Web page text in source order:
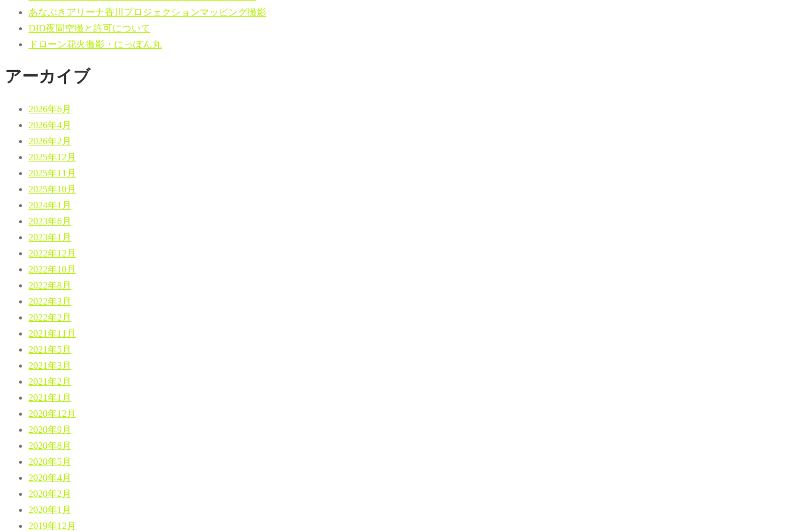
あなぶきアリーナ香川プロジェクションマッピング撮影
DID夜間空撮と許可について
ドローン花火撮影・にっぽん丸
アーカイブ
2026年6月
2026年4月
2026年2月
2025年12月
2025年11月
2025年10月
2024年1月
2023年6月
2023年1月
2022年12月
2022年10月
2022年8月
2022年3月
2022年2月
2021年11月
2021年5月
2021年3月
2021年2月
2021年1月
2020年12月
2020年9月
2020年8月
2020年5月
2020年4月
2020年2月
2020年1月
2019年12月